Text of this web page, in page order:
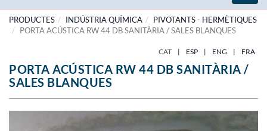
PRODUCTES
INDÚSTRIA QUÍMICA
PIVOTANTS - HERMÈTIQUES
PORTA ACÚSTICA RW 44 DB SANITÀRIA / SALES BLANQUES
CAT | ESP | ENG | FRA
PORTA ACÚSTICA RW 44 DB SANITÀRIA /
SALES BLANQUES